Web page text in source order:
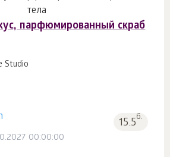
парфюмированный скраб
Studio
15.5б.
00:00:00